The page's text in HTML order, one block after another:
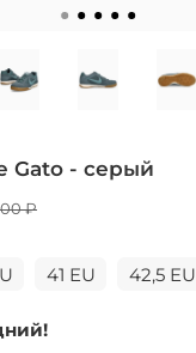
Gato - серый
₽
41 EU 42,5 EU